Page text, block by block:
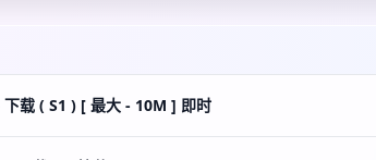
载 ( S1 ) [ 最大 - 10M ] 即时